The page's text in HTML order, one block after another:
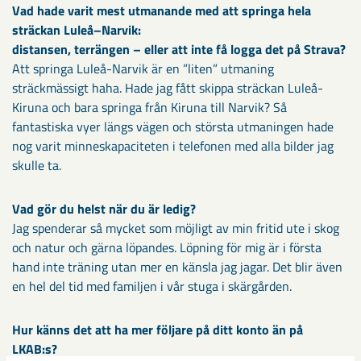
Vad hade varit mest utmanande med att springa hela
sträckan Luleå–Narvik:
distansen, terrängen – eller att inte få logga det på Strava?
Att springa Luleå-Narvik är en ”liten” utmaning
sträckmässigt haha. Hade jag fått skippa sträckan Luleå-
Kiruna och bara springa från Kiruna till Narvik? Så
fantastiska vyer längs vägen och största utmaningen hade
nog varit minneskapaciteten i telefonen med alla bilder jag
skulle ta.
Vad gör du helst när du är ledig?
Jag spenderar så mycket som möjligt av min fritid ute i skog
och natur och gärna löpandes. Löpning för mig är i första
hand inte träning utan mer en känsla jag jagar. Det blir även
en hel del tid med familjen i vår stuga i skärgården.
Hur känns det att ha mer följare på ditt konto än på
LKAB:s?